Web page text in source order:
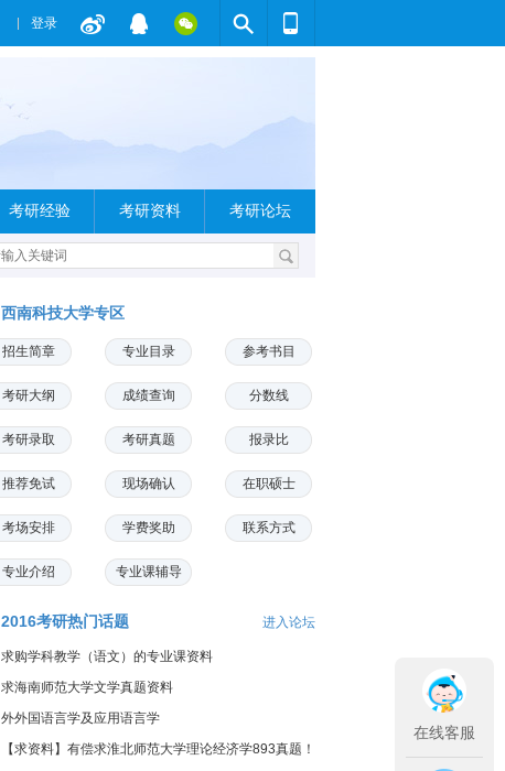
登录
考研经验 考研资料 考研论坛
西南科技大学专区
招生简章 专业目录 参考书目
考研大纲 成绩查询 分数线
考研录取 考研真题 报录比
推荐免试 现场确认 在职硕士
考场安排 学费奖助 联系方式
专业介绍 专业课辅导
2016考研热门话题 进入论坛
求购学科教学（语文）的专业课资料
求海南师范大学文学真题资料
外外国语言学及应用语言学
【求资料】有偿求淮北师范大学理论经济学893真题！
在线客服